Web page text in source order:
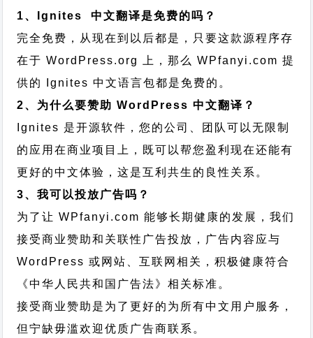
1、Ignites 中文翻译是免费的吗？
完全免费，从现在到以后都是，只要这款源程序存
在于 WordPress.org 上，那么 WPfanyi.com 提
供的 Ignites 中文语言包都是免费的。
2、为什么要赞助 WordPress 中文翻译？
Ignites 是开源软件，您的公司、团队可以无限制
的应用在商业项目上，既可以帮您盈利现在还能有
更好的中文体验，这是互利共生的良性关系。
3、我可以投放广告吗？
为了让 WPfanyi.com 能够长期健康的发展，我们
接受商业赞助和关联性广告投放，广告内容应与
WordPress 或网站、互联网相关，积极健康符合
《中华人民共和国广告法》相关标准。
接受商业赞助是为了更好的为所有中文用户服务，
但宁缺毋滥欢迎优质广告商联系。